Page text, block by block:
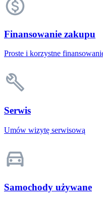
Finansowanie zakupu
Proste i korzystne
Serwis
Umów wizytę serwisową
Samochody używane